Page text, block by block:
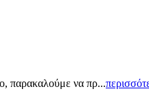
παρακαλούμε να πρ...